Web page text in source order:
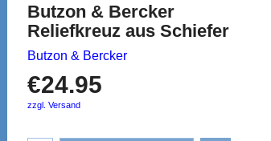
Butzon & Bercker
Reliefkreuz aus Schiefer
Butzon & Bercker
€24.95
zzgl. Versand